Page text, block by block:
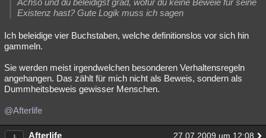
Achso und du beleidigst grad, wofür du keine Beweie für seine
Existenz hast? Gute Logik muss ich sagen
Ich beleidige vier Buchstaben, welche definitionslos vor sich hin
gammeln.
Sie werden meist irgendwelchen besonderen Verhaltensregeln
angehangen. Das zählt für mich nicht als Beweis, sondern als
Dummheitsbeweis gewisser Menschen.
@Afterlife
Afterlife 27.07.2009 um 12:08